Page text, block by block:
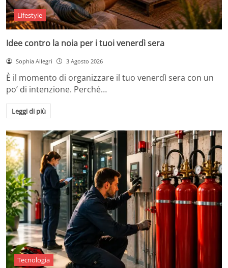
Lifestyle
Idee contro la noia per i tuoi venerdì sera
Sophia Allegri 3 Agosto 2026
È il momento di organizzare il tuo venerdì sera con un
po’ di intenzione. Perché…
Leggi di più
Tecnologia